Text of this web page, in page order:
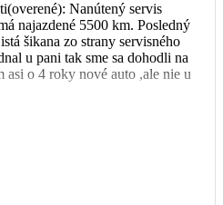
Nanútený servis
najazdené 5500 km. Posledný
šikana zo strany servisného
u pani tak sme sa dohodli na
asi o 4 roky nové auto ,ale nie u